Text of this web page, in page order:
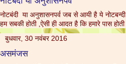
नोटबंदी या अनुशासनपर्व जब से आयी है ये
हम सबकी होती ,ऐसी ही आदत है कि हमारे पास
बुधवार, 30 नवंबर 2016
असमंजस